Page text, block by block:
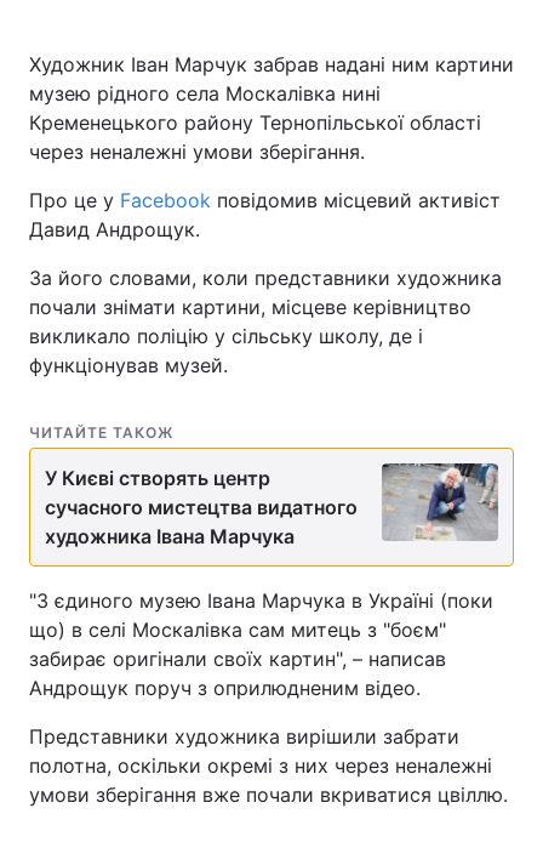
Художник Іван Марчук забрав надані ним картини
музею рідного села Москалівка нині
Кременецького району Тернопільської області
через неналежні умови зберігання.
Про це у Facebook повідомив місцевий активіст
Давид Андрощук.
За його словами, коли представники художника
почали знімати картини, місцеве керівництво
викликало поліцію у сільську школу, де і
функціонував музей.
ЧИТАЙТЕ ТАКОЖ
У Києві створять центр
сучасного мистецтва видатного
художника Івана Марчука
"З єдиного музею Івана Марчука в Україні (поки
що) в селі Москалівка сам митець з "боєм"
забирає оригінали своїх картин", – написав
Андрощук поруч з оприлюдненим відео.
Представники художника вирішили забрати
полотна, оскільки окремі з них через неналежні
умови зберігання вже почали вкриватися цвіллю.